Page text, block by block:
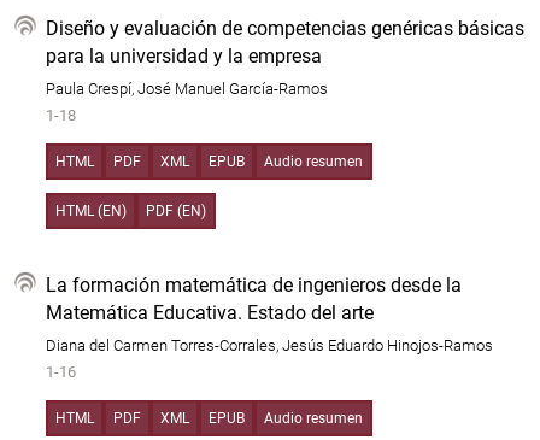
Diseño y evaluación de competencias genéricas básicas
para la universidad y la empresa
Paula Crespí, José Manuel García-Ramos
1-18
HTML PDF XML EPUB Audio resumen
HTML (EN) PDF (EN)
La formación matemática de ingenieros desde la
Matemática Educativa. Estado del arte
Diana del Carmen Torres-Corrales, Jesús Eduardo Hinojos-Ramos
1-16
HTML PDF XML EPUB Audio resumen